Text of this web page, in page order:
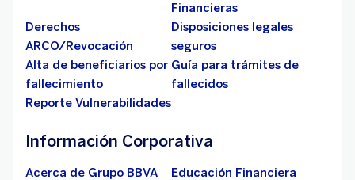
Financieras
Derechos
ARCO/Revocación
Disposiciones legales
seguros
Alta de beneficiarios por
fallecimiento
Guía para trámites de
fallecidos
Reporte Vulnerabilidades
Información Corporativa
Acerca de Grupo BBVA
Educación Financiera